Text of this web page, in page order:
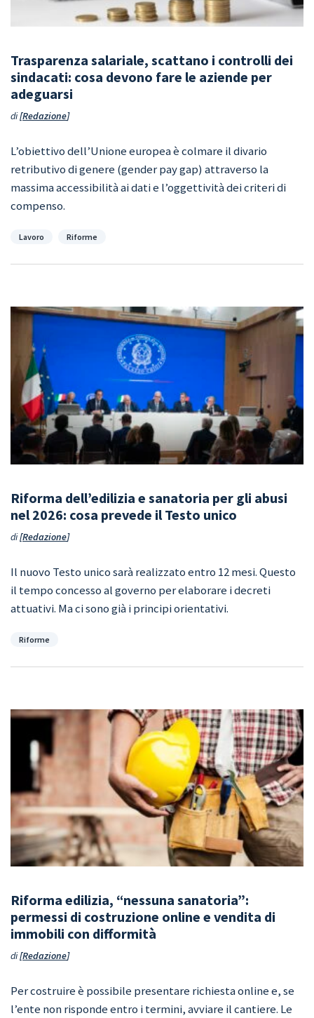
Trasparenza salariale, scattano i controlli dei
sindacati: cosa devono fare le aziende per
adeguarsi
di Redazione
L’obiettivo dell’Unione europea è colmare il divario
retributivo di genere (gender pay gap) attraverso la
massima accessibilità ai dati e l’oggettività dei criteri di
compenso.
Categorie
Lavoro Riforme
Riforma dell’edilizia e sanatoria per gli abusi
nel 2026: cosa prevede il Testo unico
di Redazione
Il nuovo Testo unico sarà realizzato entro 12 mesi. Questo
il tempo concesso al governo per elaborare i decreti
attuativi. Ma ci sono già i principi orientativi.
Categorie
Riforme
Riforma edilizia, “nessuna sanatoria”:
permessi di costruzione online e vendita di
immobili con difformità
di Redazione
Per costruire è possibile presentare richiesta online e, se
l’ente non risponde entro i termini, avviare il cantiere. Le